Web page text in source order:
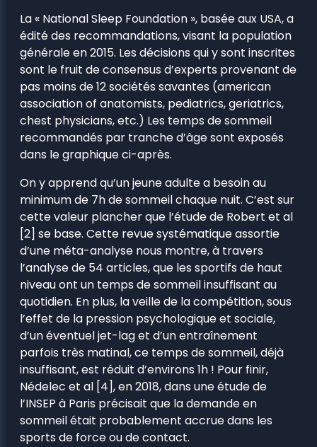
La « National Sleep Foundation », basée aux USA, a
édité des recommandations, visant la population
générale en 2015. Les décisions qui y sont inscrites
sont le fruit de consensus d’experts provenant de
pas moins de 12 sociétés savantes (american
association of anatomists, pediatrics, geriatrics,
chest physicians, etc.) Les temps de sommeil
recommandés par tranche d’âge sont exposés
dans le graphique ci-après.
On y apprend qu’un jeune adulte a besoin au
minimum de 7h de sommeil chaque nuit. C’est sur
cette valeur plancher que l’étude de Robert et al
[2] se base. Cette revue systématique assortie
d’une méta-analyse nous montre, à travers
l’analyse de 54 articles, que les sportifs de haut
niveau ont un temps de sommeil insuffisant au
quotidien. En plus, la veille de la compétition, sous
l’effet de la pression psychologique et sociale,
d’un éventuel jet-lag et d’un entraînement
parfois très matinal, ce temps de sommeil, déjà
insuffisant, est réduit d’environs 1h ! Pour finir,
Nédelec et al [4], en 2018, dans une étude de
l’INSEP à Paris précisait que la demande en
sommeil était probablement accrue dans les
sports de force ou de contact.